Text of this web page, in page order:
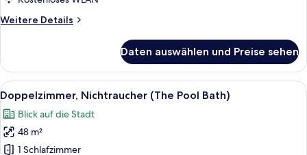
Weitere Details
Weitere
Nichtraucher
Daten auswählen und Preise sehen
Alle
Fotos
für
Doppelzimmer,
Nichtraucher
Ein modernes Badezimmer mit
9
Doppelzimmer, Nichtraucher (The Pool Bath)
Blick auf die Stadt
48 m²
1 Schlafzimmer